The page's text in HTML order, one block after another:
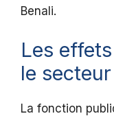
Benali.
Les
le
La fonction